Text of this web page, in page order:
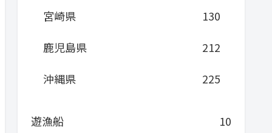
宮崎県
130
鹿児島県
212
沖縄県
225
遊漁船
10